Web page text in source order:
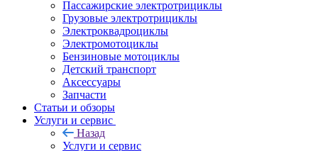
Пассажирские электротрициклы
Грузовые электротрициклы
Электроквадроциклы
Электромотоциклы
Бензиновые мотоциклы
Детский транспорт
Аксессуары
Запчасти
Статьи и обзоры
Услуги и сервис
Назад
Услуги и сервис